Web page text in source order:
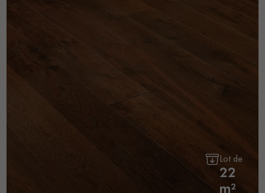
Lot de
22
m²